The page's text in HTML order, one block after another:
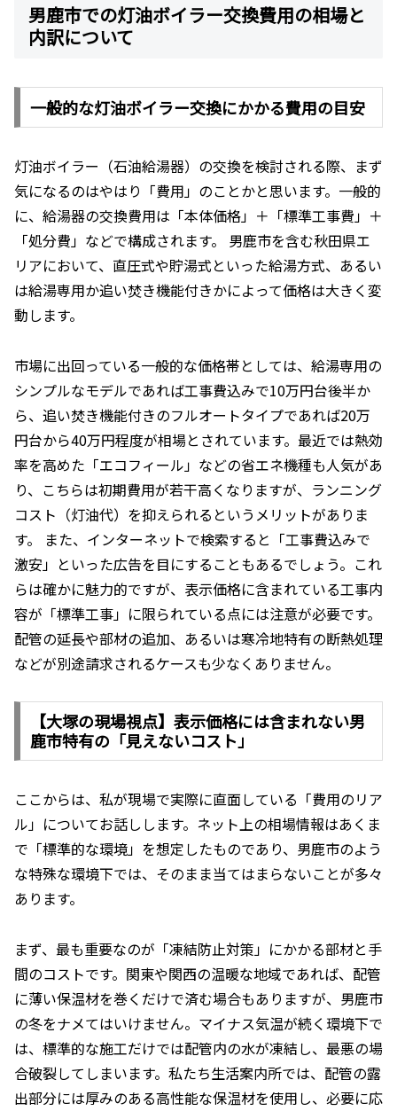
男鹿市での灯油ボイラー交換費用の相場と
内訳について
一般的な灯油ボイラー交換にかかる費用の目安
灯油ボイラー（石油給湯器）の交換を検討される際、まず
気になるのはやはり「費用」のことかと思います。一般的
に、給湯器の交換費用は「本体価格」＋「標準工事費」＋
「処分費」などで構成されます。 男鹿市を含む秋田県エ
リアにおいて、直圧式や貯湯式といった給湯方式、あるい
は給湯専用か追い焚き機能付きかによって価格は大きく変
動します。
市場に出回っている一般的な価格帯としては、給湯専用の
シンプルなモデルであれば工事費込みで10万円台後半か
ら、追い焚き機能付きのフルオートタイプであれば20万
円台から40万円程度が相場とされています。最近では熱効
率を高めた「エコフィール」などの省エネ機種も人気があ
り、こちらは初期費用が若干高くなりますが、ランニング
コスト（灯油代）を抑えられるというメリットがありま
す。 また、インターネットで検索すると「工事費込みで
激安」といった広告を目にすることもあるでしょう。これ
らは確かに魅力的ですが、表示価格に含まれている工事内
容が「標準工事」に限られている点には注意が必要です。
配管の延長や部材の追加、あるいは寒冷地特有の断熱処理
などが別途請求されるケースも少なくありません。
【大塚の現場視点】表示価格には含まれない男
鹿市特有の「見えないコスト」
ここからは、私が現場で実際に直面している「費用のリア
ル」についてお話しします。ネット上の相場情報はあくま
で「標準的な環境」を想定したものであり、男鹿市のよう
な特殊な環境下では、そのまま当てはまらないことが多々
あります。
まず、最も重要なのが「凍結防止対策」にかかる部材と手
間のコストです。関東や関西の温暖な地域であれば、配管
に薄い保温材を巻くだけで済む場合もありますが、男鹿市
の冬をナメてはいけません。マイナス気温が続く環境下で
は、標準的な施工だけでは配管内の水が凍結し、最悪の場
合破裂してしまいます。私たち生活案内所では、配管の露
出部分には厚みのある高性能な保温材を使用し、必要に応